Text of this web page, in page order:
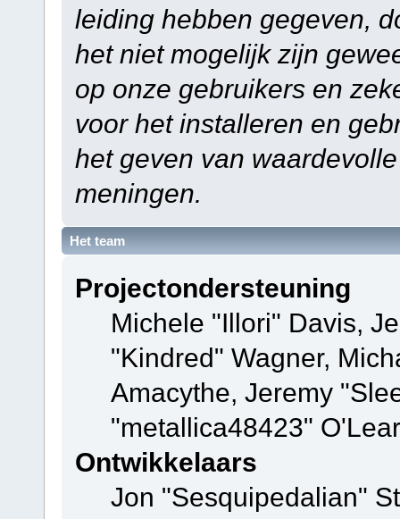
leiding hebben gegeven,
het niet mogelijk zijn
op onze gebruikers en
voor het installeren en
het geven van
meningen.
Het team
Projectondersteuning
Michele "Illori" Davis,
"Kindred" Wagner,
Amacythe, Jeremy
"metallica48423"
Ontwikkelaars
Jon "Sesquipedalian"